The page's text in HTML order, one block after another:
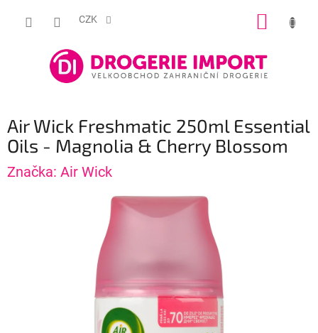
CZK
Air Wick Freshmatic 250ml Essential
Oils - Magnolia & Cherry Blossom
Značka: Air Wick